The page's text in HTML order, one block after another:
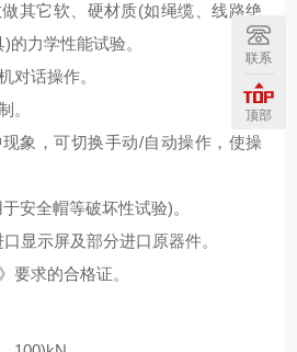
其它软、硬材质(如绳缆、线路绝
力学性能试验。
对话操作。
。
象，可切换手动/自动操作，使操
安全帽等破坏性试验)。
显示屏及部分进口原器件。
要求的合格证。
联系
顶部